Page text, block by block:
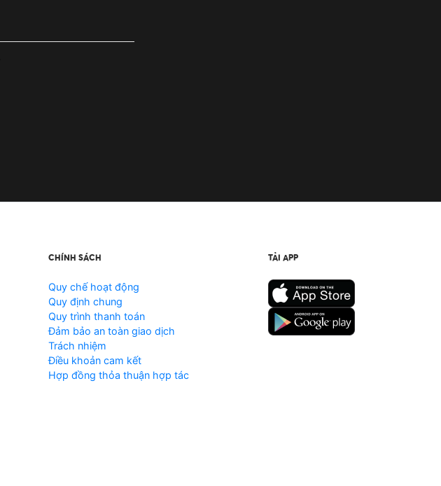
CHÍNH SÁCH
Quy chế hoạt động
Quy định chung
Quy trình thanh toán
Đảm bảo an toàn giao dịch
Trách nhiệm
Điều khoản cam kết
Hợp đồng thỏa thuận hợp tác
TẢI APP